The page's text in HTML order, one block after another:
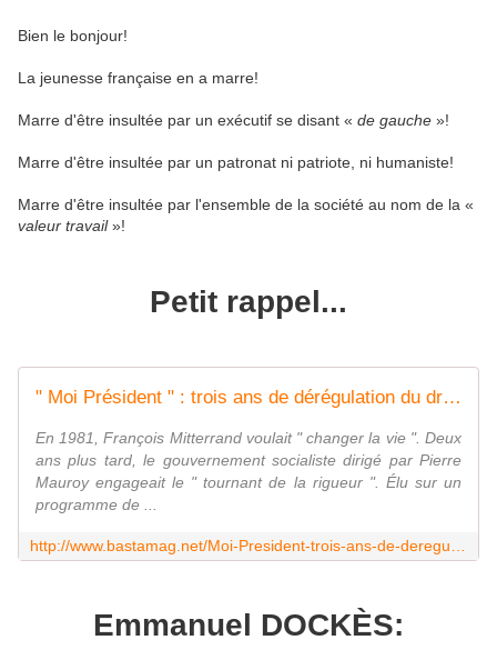
Bien le bonjour!
La jeunesse française en a marre!
Marre d'être insultée par un exécutif se disant « de gauche »!
Marre d'être insultée par un patronat ni patriote, ni humaniste!
Marre d'être insultée par l'ensemble de la société au nom de la «
valeur travail»!
Petit rappel...
" Moi Président " : trois ans de dérégulation du droit du travail et d'augmentation du chômage
En 1981, François Mitterrand voulait " changer la vie ". Deux
ans plus tard, le gouvernement socialiste dirigé par Pierre
Mauroy engageait le " tournant de la rigueur ". Élu sur un
programme de ...
Emmanuel DOCKÈS: